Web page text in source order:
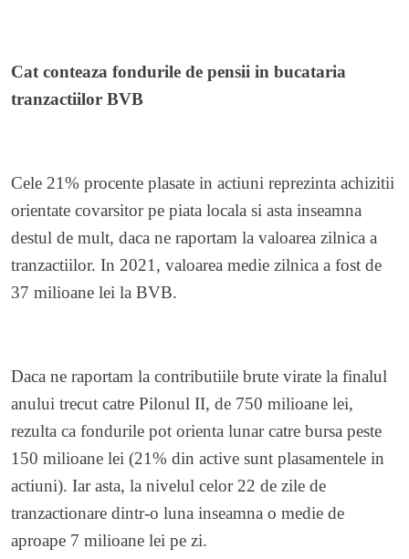
Cat conteaza fondurile de pensii in bucataria
tranzactiilor BVB
Cele 21% procente plasate in actiuni reprezinta achizitii
orientate covarsitor pe piata locala si asta inseamna
destul de mult, daca ne raportam la valoarea zilnica a
tranzactiilor. In 2021, valoarea medie zilnica a fost de
37 milioane lei la BVB.
Daca ne raportam la contributiile brute virate la finalul
anului trecut catre Pilonul II, de 750 milioane lei,
rezulta ca fondurile pot orienta lunar catre bursa peste
150 milioane lei (21% din active sunt plasamentele in
actiuni). Iar asta, la nivelul celor 22 de zile de
tranzactionare dintr-o luna inseamna o medie de
aproape 7 milioane lei pe zi.